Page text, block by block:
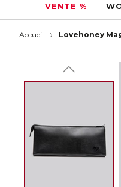
VENTE %
Accueil Lovehoney